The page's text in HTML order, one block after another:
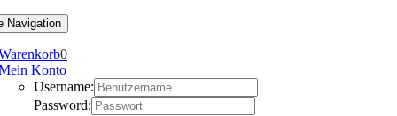
Navigation
0
Konto
Username:
Password: